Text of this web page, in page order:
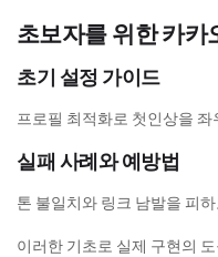
초보자를 위한 카카
초기 설정 가이드
프로필 최적화로 첫인상을
실패 사례와 예방법
톤 불일치와 링크 남발을 피
이러한 기초로 실제 구현의